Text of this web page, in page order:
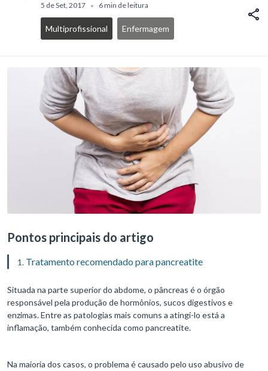
5 de Set, 2017 • 6 min de leitura
Multiprofissional Enfermagem
Pontos principais do artigo
Tratamento recomendado para pancreatite
Situada na parte superior do abdome, o pâncreas é o órgão
responsável pela produção de hormônios, sucos digestivos e
enzimas. Entre as patologias mais comuns a atingi-lo está a
inflamação, também conhecida como pancreatite.
Na maioria dos casos, o problema é causado pelo uso abusivo de